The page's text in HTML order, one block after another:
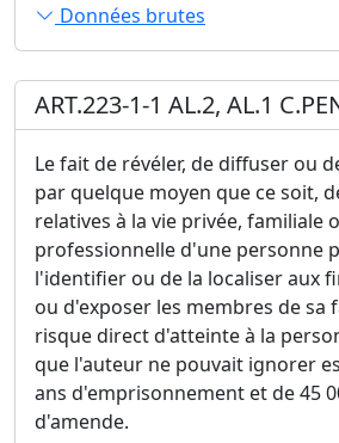
Données brutes
ART.223-1-1 AL.2, AL.1
Le fait de révéler, de diffuser ou
par quelque moyen que ce soit,
relatives à la vie privée, familiale
professionnelle d'une personne
l'identifier ou de la localiser aux
ou d'exposer les membres de sa
risque direct d'atteinte à la
que l'auteur ne pouvait ignorer
ans d'emprisonnement et de 45
d'amende.